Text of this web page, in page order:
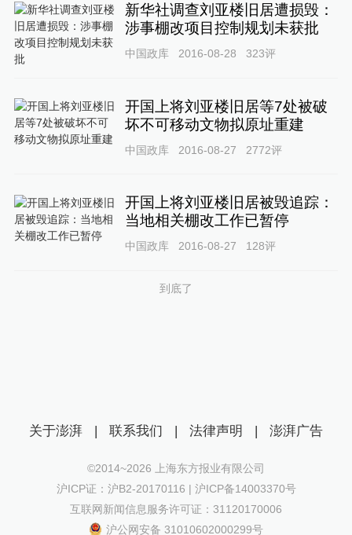
新华社调查刘亚楼旧居遭损毁：
涉事棚改项目控制规划未获批
中国政库 2016-08-28 323评
开国上将刘亚楼旧居等7处被破
坏不可移动文物拟原址重建
中国政库 2016-08-27 2772评
开国上将刘亚楼旧居被毁追踪：
当地相关棚改工作已暂停
中国政库 2016-08-27 128评
到底了
关于澎湃 | 联系我们 | 法律声明 | 澎湃广告
©2014~2026 上海东方报业有限公司
沪ICP证：沪B2-20170116 | 沪ICP备14003370号
互联网新闻信息服务许可证：31120170006
沪公网安备 31010602000299号